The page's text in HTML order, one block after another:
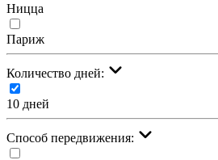
Ницца
Париж
Количество дней:
10 дней
Cпособ передвижения: